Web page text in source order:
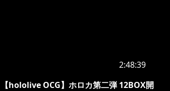
2:48:39
【hololive OCG】ホロカ第二弾 12BOX開